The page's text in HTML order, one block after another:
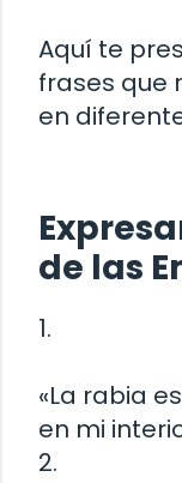
Aquí te
frases que
en
de las
1.
«La rabia
en mi
2.